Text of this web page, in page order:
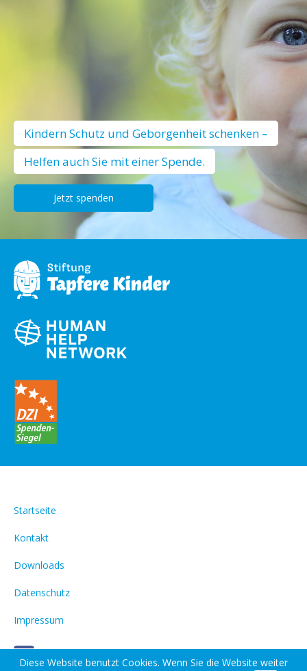
Kindern Schutz und Geborgenheit schenken –
Helfen auch Sie mit einer Spende.
Jetzt spenden
Startseite
Kontakt
Downloads
Datenschutz
Impressum
Diese Website benutzt Cookies. Wenn Sie die Website weiter